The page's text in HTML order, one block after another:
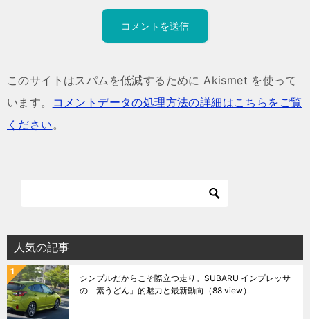
このサイトはスパムを低減するために Akismet を使って
います。
コメントデータの処理方法の詳細はこちらをご覧
ください。
人気の記事
シンプルだからこそ際立つ走り。SUBARU インプレッサ
の「素うどん」的魅力と最新動向 （88 view）